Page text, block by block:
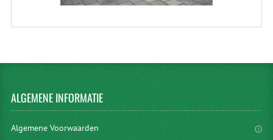
ALGEMENEINFORMATIE
Algemene Voorwaarden